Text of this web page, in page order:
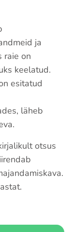
ja
raie on
keelatud.
esitatud
läheb
otsus